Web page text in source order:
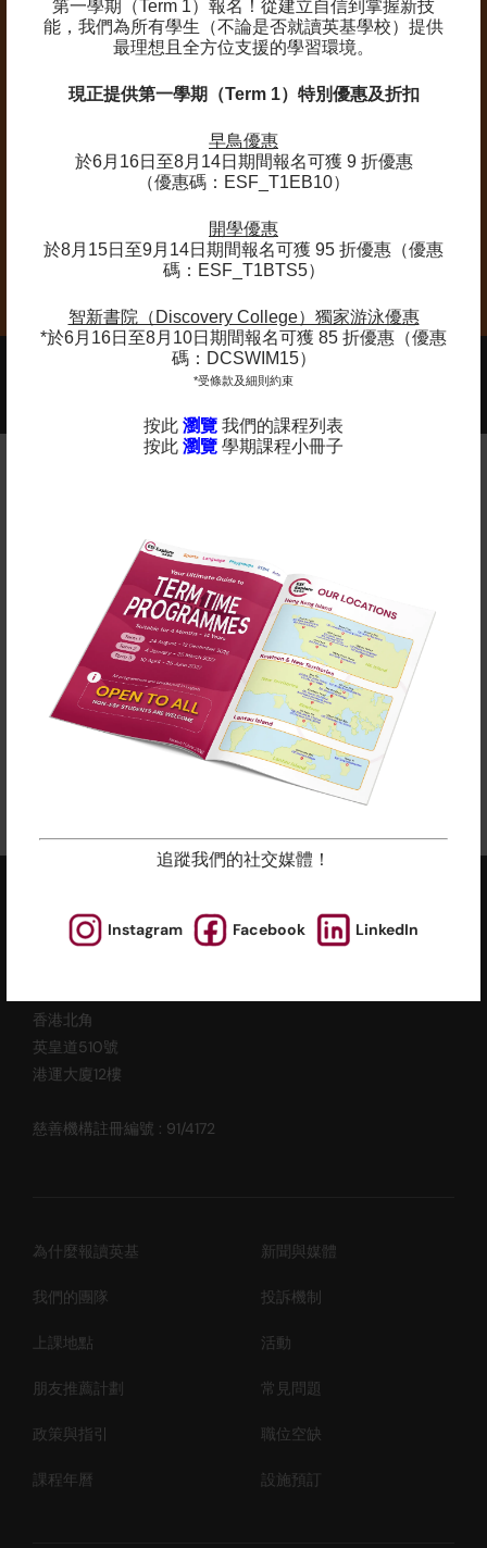
第一學期（Term 1）報名！ 從建立自信到掌握新技
能，我們為所有學生（不論是否就讀英基學校）提供
最理想且全方位支援的學習環境。
現正提供第一學期（Term 1）特別優惠及折扣
早鳥優惠
於6月16日至8月14日期間報名可獲 9 折優惠
（優惠碼：ESF_T1EB10）
開學優惠
於8月15日至9月14日期間報名可獲 95 折優惠（優惠
碼：ESF_T1BTS5）
智新書院（Discovery College）獨家游泳優惠
*於6月16日至8月10日期間報名可獲 85 折優惠（優惠
碼：DCSWIM15）
*受條款及細則約束
按此 瀏覽 我們的課程列表
按此 瀏覽 學期課程小冊子
追蹤我們的社交媒體！
Instagram Facebook LinkedIn
首堂評估：學員將於第一堂接受評估以安排合適
級別。如需調班，我們將直接通知家長。
班別調整：
為保障安全與最佳學習效果，英基探
新保留隨時依學員能力調整其班別、級別或上課
時間的權利。
時間及場地變動：因應營運需要，課程時間及場
長。
2025-2026年度課程現正接受報名 -
英基探新提供適合所有年齡段直至中學水平的各種課
程。 除了體育課程和語言學習外，我們還為年輕人開設
了藝術、STEM 和遊戲小組課程。
在上面點擊“了解更多”查看我們的學期日期。
所有課程按比例接受註冊及收費，隨時加入吧！
ESF EXPLORE
英基探新
香港北角
英皇道510號
港運大廈12樓
慈善機構註冊編號 : 91/4172
為什麼報讀英基 新聞與媒體
我們的團隊 投訴機制
上課地點 活動
朋友推薦計劃 常見問題
政策與指引 職位空缺
課程年曆 設施預訂